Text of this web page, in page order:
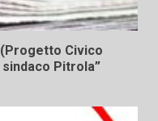
Civico
sindaco Pitrola”